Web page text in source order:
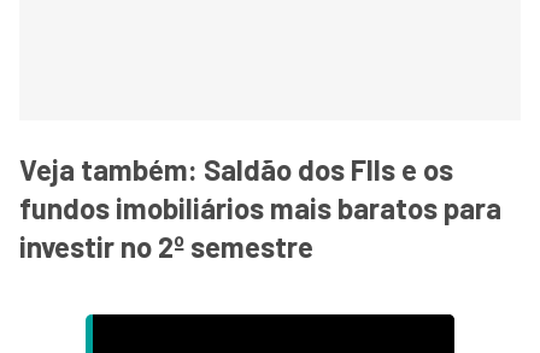
Veja também: Saldão dos FIIs e os
fundos imobiliários mais baratos para
investir no 2º semestre